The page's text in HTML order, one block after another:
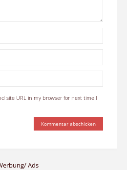
site URL in my browser for next time I
Ads